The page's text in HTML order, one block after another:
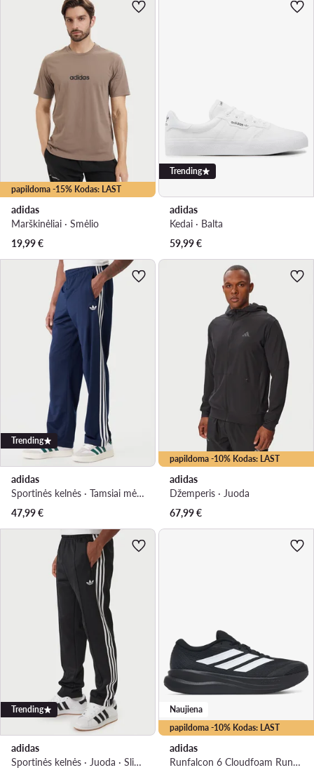
papildoma -15% Kodas: LAST
adidas
Marškinėliai · Smėlio
19,99€
Trending
adidas
Kedai · Balta
59,99€
Trending
adidas
Sportinės kelnės · Tamsiai mėlyna · Regular Fit
47,99€
papildoma -10% Kodas: LAST
adidas
Džemperis · Juoda
67,99€
Trending
adidas
Sportinės kelnės · Juoda · Slim Fit
papildoma -10% Kodas: LAST
Naujiena
adidas
Runfalcon 6 Cloudfoam Running Shoes IH9530 · Bėgimo batai